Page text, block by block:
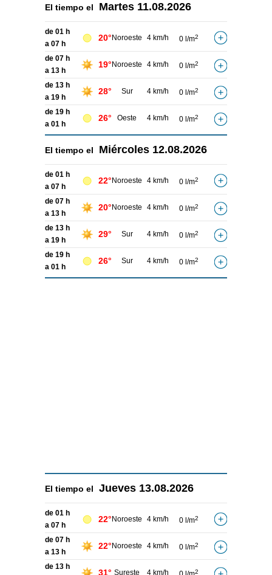
El tiempo el Martes 11.08.2026
de 01 h
a 07 h
20° Noroeste 4 km/h 0 l/m2
de 07 h
a 13 h
19° Noroeste 4 km/h 0 l/m2
de 13 h
a 19 h
28° Sur 4 km/h 0 l/m2
de 19 h
a 01 h
26° Oeste 4 km/h 0 l/m2
El tiempo el Miércoles 12.08.2026
de 01 h
a 07 h
22° Noroeste 4 km/h 0 l/m2
de 07 h
a 13 h
20° Noroeste 4 km/h 0 l/m2
de 13 h
a 19 h
29° Sur 4 km/h 0 l/m2
de 19 h
a 01 h
26° Sur 4 km/h 0 l/m2
El tiempo el Jueves 13.08.2026
de 01 h
a 07 h
22° Noroeste 4 km/h 0 l/m2
de 07 h
a 13 h
22° Noroeste 4 km/h 0 l/m2
de 13 h
31° Sureste 4 km/h 2